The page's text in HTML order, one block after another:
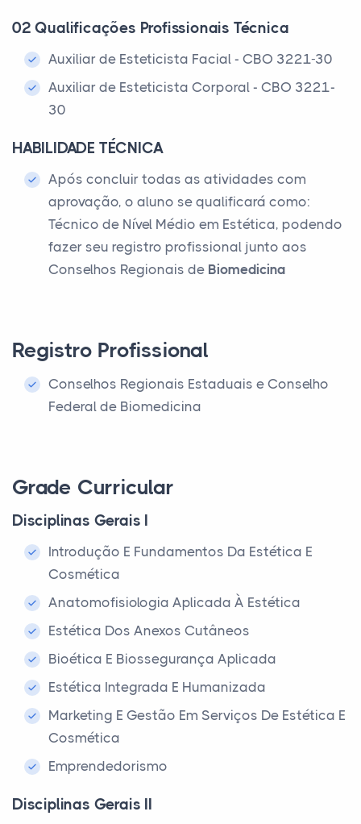
02 Qualificações Profissionais Técnica
Auxiliar de Esteticista Facial - CBO 3221-30
Auxiliar de Esteticista Corporal - CBO 3221-
30
HABILIDADE TÉCNICA
Após concluir todas as atividades com
aprovação, o aluno se qualificará como:
Técnico de Nível Médio em Estética, podendo
fazer seu registro profissional junto aos
Conselhos Regionais de Biomedicina
Registro Profissional
Conselhos Regionais Estaduais e Conselho
Federal de Biomedicina
Grade Curricular
Disciplinas Gerais I
Introdução E Fundamentos Da Estética E
Cosmética
Anatomofisiologia Aplicada À Estética
Estética Dos Anexos Cutâneos
Bioética E Biossegurança Aplicada
Estética Integrada E Humanizada
Marketing E Gestão Em Serviços De Estética E
Cosmética
Emprendedorismo
Disciplinas Gerais II